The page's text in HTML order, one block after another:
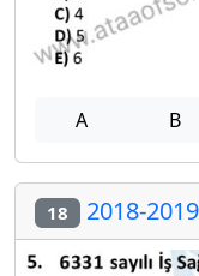
A B
18 2018-